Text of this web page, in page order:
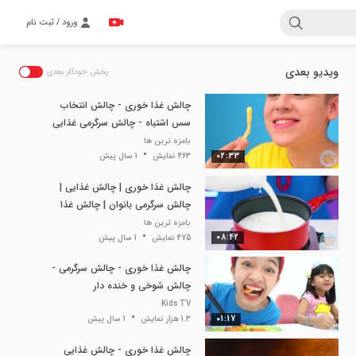
ورود / ثبت نام
ویدیو بعدی پخش خودکار بعدی
02:33
چالش غذا خوری - چالش انتخاب
سس اشتباه - چالش سرگرمی غذایی
بامزه ترین ها
463 نمایش
1 سال پیش
08:42
چالش غذا خوری | چالش غذایی |
چالش سرگرمی بانوان | چالش غذا
خوردن
بامزه ترین ها
475 نمایش
1 سال پیش
01:17
چالش غذا خوری - چالش سرگرمی -
چالش شوخی و خنده دار
Kids TV
1.3 هزار نمایش
1 سال پیش
چالش غذا خوری - چالش غذایی